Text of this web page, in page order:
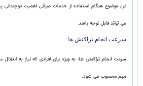
این موضوع هنگام استفاده از خدمات صرافی اهمیت دوچندانی
می تواند قابل توجه باشد.
سرعت انجام تراکنش ها
سرعت انجام تراکنش ها، به ویژه برای افرادی که نیاز به انتقال
مهم محسوب می شود.